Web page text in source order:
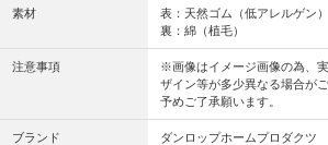
素材
表：天然ゴム（低アレルゲン）
裏：綿（植毛）
注意事項
※画像はイメージ画像の為、
ザイン等が多少異なる場合がご
予めご了承願います。
ブランド ダンロップホームプロダクツ